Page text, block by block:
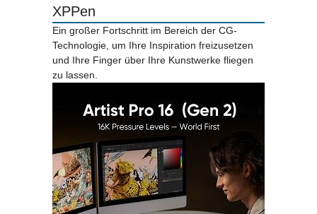
XPPen
Ein großer Fortschritt im Bereich der CG-
Technologie, um Ihre Inspiration freizusetzen
und Ihre Finger über Ihre Kunstwerke fliegen
zu lassen.